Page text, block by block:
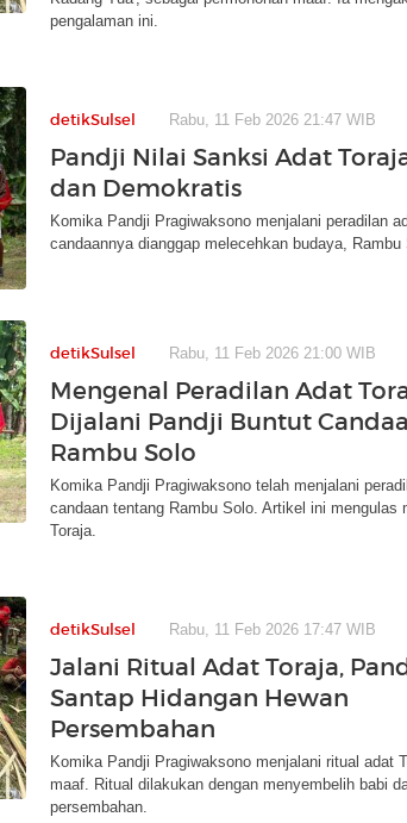
pengalaman ini.
detikSulsel Rabu, 11 Feb 2026 21:47 WIB
Pandji Nilai Sanksi Adat
dan Demokratis
Komika Pandji Pragiwaksono menjalani peradilan
candaannya dianggap melecehkan budaya, Rambu
detikSulsel Rabu, 11 Feb 2026 21:00 WIB
Mengenal Peradilan Adat
Dijalani Pandji Buntut
Rambu Solo
Komika Pandji Pragiwaksono telah menjalani
candaan tentang Rambu Solo. Artikel ini mengulas
Toraja.
detikSulsel Rabu, 11 Feb 2026 17:47 WIB
Jalani Ritual Adat Toraja,
Santap Hidangan Hewan
Persembahan
Komika Pandji Pragiwaksono menjalani ritual adat
maaf. Ritual dilakukan dengan menyembelih babi
persembahan.